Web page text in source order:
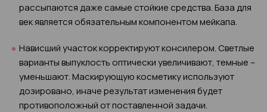
рассыпаются даже самые стойкие средства. База для
век является обязательным компонентом мейкапа.
Нависший участок корректируют консилером. Светлые
варианты выпуклость оптически увеличивают, темные –
уменьшают. Маскирующую косметику используют
дозировано, иначе результат изменения будет
противоположный от поставленной задачи.